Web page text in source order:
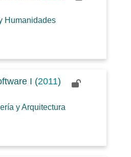
Humanidades
I (2011)
y Arquitectura